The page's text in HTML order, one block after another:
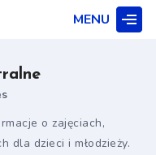
MENU
o zajęciach,
dla dzieci i młodzieży.